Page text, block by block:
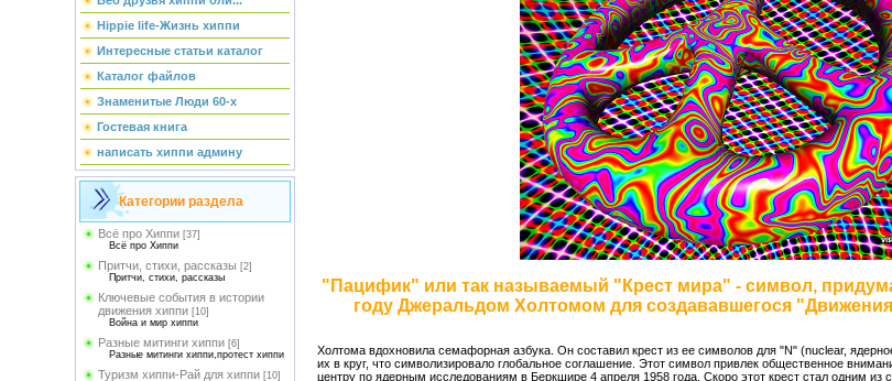
Hippie life-Жизнь хиппи
Интересные статьи каталог
Каталог файлов
Знаменитые Люди 60-х
Гостевая книга
написать хиппи админу
Категории раздела
Всё про Хиппи [37]
Всё про Хиппи
Притчи, стихи, рассказы [2]
Притчи, стихи, рассказы
Ключевые события в истории
движения хиппи [10]
Война и мир хиппи
Разные митинги хиппи [6]
Разные митинги хиппи,протест хиппи
Туризм хиппи-Рай для хиппи [10]
"Пацифик" или так называемый "Крест мира" - символ,
году Джеральдом Холтомом для создававшегося
Холтома вдохновила семафорная азбука. Он составил крест из ее символов для "N" (nuclear,
их в круг, что символизировало глобальное соглашение. Этот символ привлек общественное
центру по ядерным исследованиям в Беркшире 4 апреля 1958 года. Скоро этот крест стал одним из